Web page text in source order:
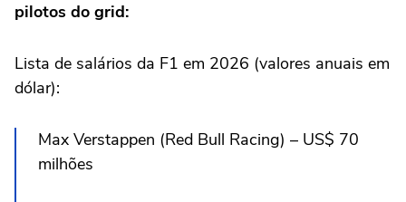
pilotos do grid:
Lista de salários da F1 em 2026 (valores anuais em
dólar):
Max Verstappen (Red Bull Racing) – US$ 70
milhões